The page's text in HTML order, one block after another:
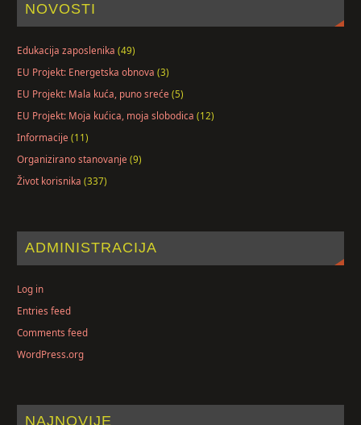
NOVOSTI
Edukacija zaposlenika (49)
EU Projekt: Energetska obnova (3)
EU Projekt: Mala kuća, puno sreće (5)
EU Projekt: Moja kućica, moja slobodica (12)
Informacije (11)
Organizirano stanovanje (9)
Život korisnika (337)
ADMINISTRACIJA
Log in
Entries feed
Comments feed
WordPress.org
NAJNOVIJE